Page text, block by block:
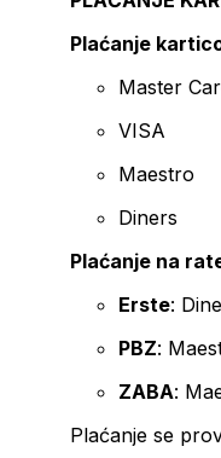
Plaćanje
Master
VISA
Maestro
Diners
Plaćanje na
Erste:
PBZ:
ZABA:
Plaćanje se